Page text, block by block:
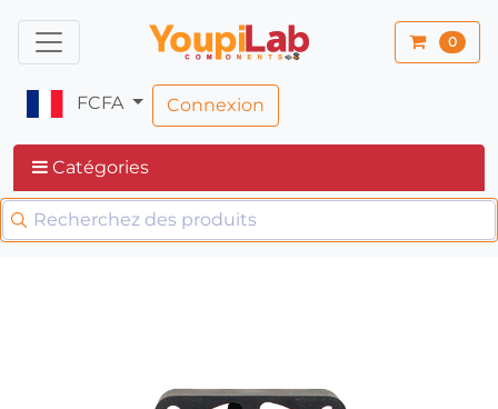
0
FCFA Connexion
Catégories